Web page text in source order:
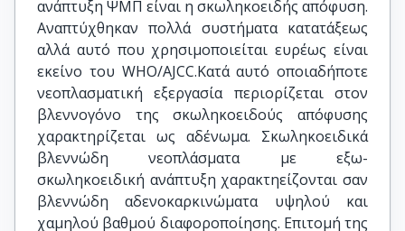
ανάπτυξη ΨΜΠ είναι η σκωληκοειδής απόφυση.
Αναπτύχθηκαν πoλλά συστήματα κατατάξεως
αλλά αυτό που χρησιμοποιείται ευρέως είναι
εκείνο του WHO/AJCC.Κατά αυτό οποιαδήποτε
νεοπλασματική εξεργασία περιορίζεται στον
βλεννογόνο της σκωληκοειδούς απόφυσης
χαρακτηρίζεται ως αδένωμα. Σκωληκοειδικά
βλεννώδη νεοπλάσματα με εξω-
σκωληκοειδική ανάπτυξη χαρακτηείζονται σαν
βλεννώδη αδενοκαρκινώματα υψηλού και
χαμηλού βαθμού διαφοροποίησης. Επιτομή της